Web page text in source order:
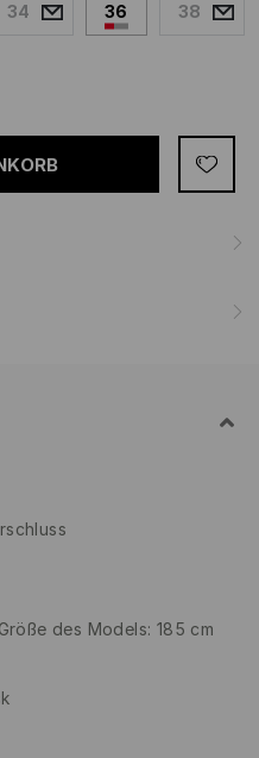
34 36 38
des Models: 185 cm